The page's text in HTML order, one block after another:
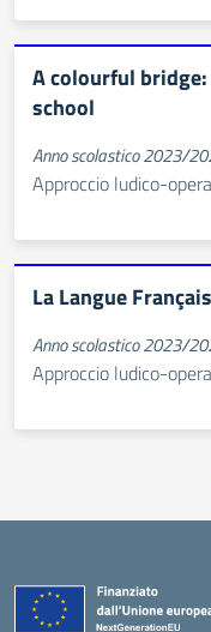
A colourful
school
Anno scolastico 2023/
Approccio ludico-
La Langue
Anno scolastico 2023/
Approccio ludico-